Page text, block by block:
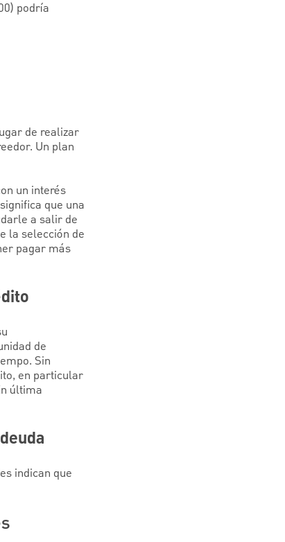
podría
de realizar
Un plan
un interés
que una
a salir de
la selección de
pagar más
de
Sin
en particular
última
indican que